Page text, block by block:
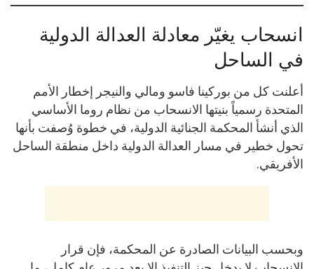
انسحاب يغيّر معادلة العدالة الدولية
في الساحل
أعلنت كل من بوركينا فاسو ومالي والنيجر إخطار الأمم
المتحدة رسمياً بنيتها الانسحاب من نظام روما الأساسي
الذي أنشأ المحكمة الجنائية الدولية، في خطوة وُصفت بأنها
تحول خطير في مسار العدالة الدولية داخل منطقة الساحل
الأفريقي.
وبحسب البيانات الصادرة عن المحكمة، فإن قرار